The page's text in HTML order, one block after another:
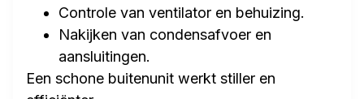
Controle van ventilator en behuizing.
Nakijken van condensafvoer en
aansluitingen.
Een schone buitenunit werkt stiller en